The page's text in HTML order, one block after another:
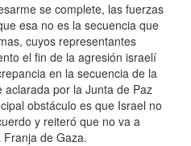
se complete, las fuerzas
esa no es la secuencia que
cuyos representantes
el fin de la agresión israelí
en la secuencia de la
por la Junta de Paz
obstáculo es que Israel no
y reiteró que no va a
de Gaza.